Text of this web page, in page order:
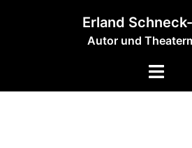
Erland
Autor und
Menü